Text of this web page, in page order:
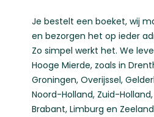
Je bestelt een boeket, wij
en bezorgen het op ieder
Zo simpel werkt het. We
Hooge Mierde, zoals in
Groningen, Overijssel,
Noord-Holland, Zuid-Holland,
Brabant, Limburg en Zeeland